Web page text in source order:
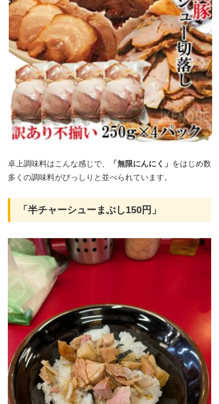
卓上調味料はこんな感じで、 「無限にんにく」
をはじめ数
多くの調味料がびっしりと並べられています。
「半チャーシューまぶし150円」